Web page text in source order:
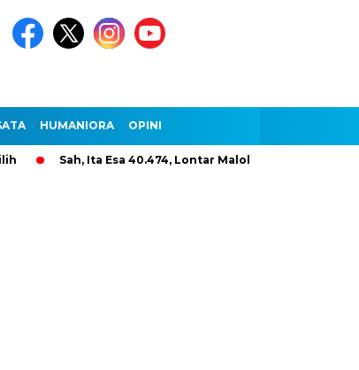
HUMANIORA OPINI
Sah, Ita Esa 40.474, Lontar Malole Hanya 9.296, Lentera